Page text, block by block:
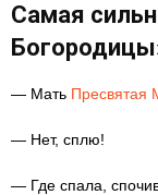
Самая
— Мать Пресвятая
— Нет, сплю!
— Где спала,